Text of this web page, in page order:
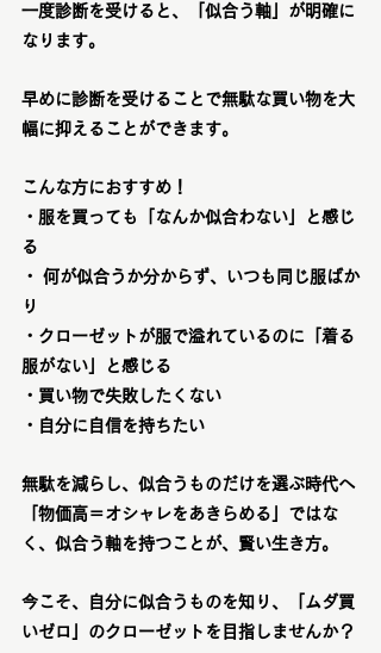
一度診断を受けると、「似合う軸」が明確に
なります。
早めに診断を受けることで無駄な買い物を大
幅に抑えることができます。
こんな方におすすめ！
・服を買っても「なんか似合わない」と感じ
る
・ 何が似合うか分からず、いつも同じ服ばか
り
・クローゼットが服で溢れているのに「着る
服がない」と感じる
・買い物で失敗したくない
・自分に自信を持ちたい
無駄を減らし、似合うものだけを選ぶ時代へ
「物価高＝オシャレをあきらめる」ではな
く、似合う軸を持つことが、賢い生き方。
今こそ、自分に似合うものを知り、「ムダ買
いゼロ」のクローゼットを目指しませんか？